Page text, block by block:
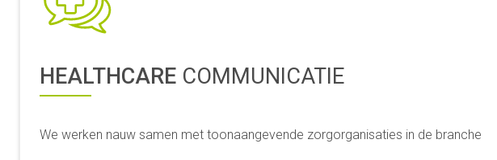
HEALTHCARE COMMUNICATIE
We werken nauw samen met toonaangevende zorgorganisaties in de branche